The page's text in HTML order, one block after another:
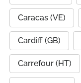
Caracas (VE)
Cardiff (GB)
Carrefour (HT)